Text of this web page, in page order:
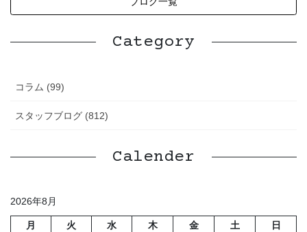
Category
コラム (99)
スタッフブログ (812)
Calender
2026年8月
月 火 水 木 金 土
日